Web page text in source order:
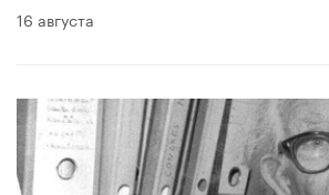
16 августа